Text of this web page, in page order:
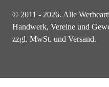
© 2011 - 2026. Alle
Handwerk, Vereine und
zzgl. MwSt. und Versand.